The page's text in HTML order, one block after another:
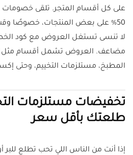
50% على بعض المنتجات، خصوصًا
لا تنسى تستغل العروض مع كود
مضاعف. العروض تشمل أقسام مثل
المطبخ، مستلزمات التخييم، وحتى
تخفيضات مستلزمات
طلعتك بأقل سعر
إذا أنت من الناس اللي تحب تطلع للبر